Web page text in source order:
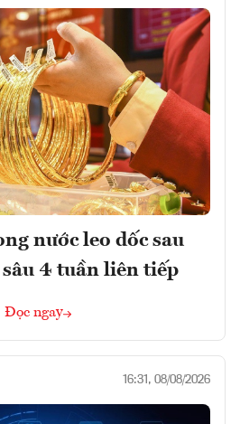
nước leo dốc sau
4 tuần liên tiếp
Đọc ngay
16:31, 08/08/2026